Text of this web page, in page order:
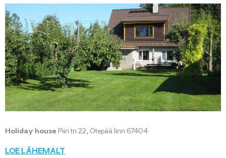
Holiday house Piiri tn 22, Otepää linn 67404
LOE LÄHEMALT